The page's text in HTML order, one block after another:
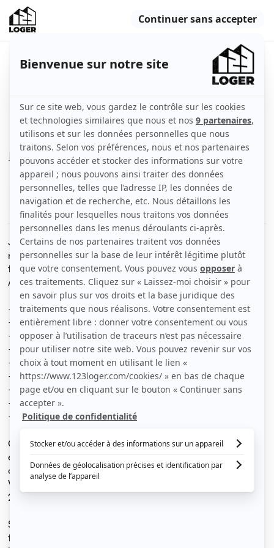
pied de la Fac
Chambre 76 m2
Voir les caractéristiques
Je propose une chambre dans ce très beau 5 pièces
rénové avec goût disponible début septembre jusqu'à
fin juin.
Appartement entièrement équipé :
- machine à laver
- lave-vaisselle
- sèche-linge
- grand frigo + Congélateur
- four
- micro-onde
- machine à café
- grille-pain
- bouilloire
Comprenant 3 belles chambres, salon, cuisine, grande
entrée, salle de bain et 1 petite chambre qui ne sera pas
occupé et utilisé comme pièce de rangement commun.
Vous n’aurez qu'à poser vos valises.
2 balcons, et 1 local vélo viennent complétés le bien.
SITUATION: Avenue de Valrose. Situé à 2 min à pied de la
fac de Valrose et à 7min du Tram, l'appartement